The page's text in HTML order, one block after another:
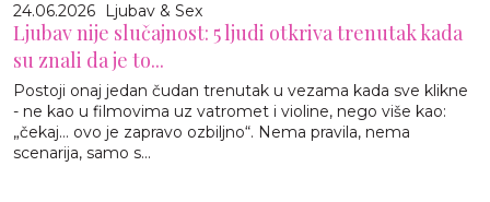
24.06.2026 Ljubav & Sex
Ljubav nije slučajnost: 5 ljudi otkriva trenutak kada
su znali da je to...
Postoji onaj jedan čudan trenutak u vezama kada sve klikne
- ne kao u filmovima uz vatromet i violine, nego više kao:
„čekaj… ovo je zapravo ozbiljno“. Nema pravila, nema
scenarija, samo s...